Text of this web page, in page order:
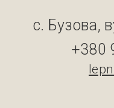
с. Бузова,
+380